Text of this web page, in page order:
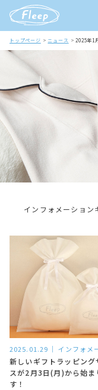
トップページ ニュース 2025年1
インフォメーション
2025.01.29 インフォメ
新しいギフトラッピング
スが2月3日(月)から始ま
す！